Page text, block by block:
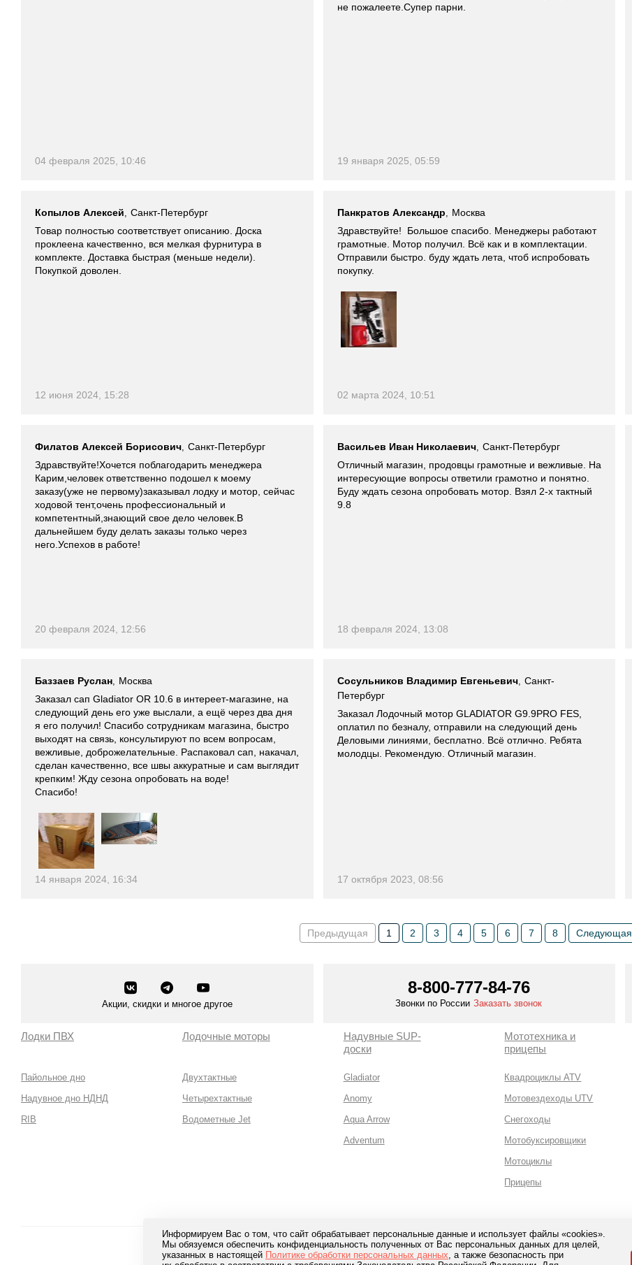
Информируем Вас о том, что сайт обрабатывает персональные данные и использует файлы «cookies».
Мы обязуемся обеспечить конфиденциальность полученных от Вас персональных данных для целей,
указанных в настоящей Политике обработки персональных данных, а также безопасность при
04 февраля 2025, 10:46
не пожалеете.Супер парни.
19 января 2025, 05:59
Копылов Алексей, Санкт-Петербург
Товар полностью соответствует описанию. Доска
проклеена качественно, вся мелкая фурнитура в
комплекте. Доставка быстрая (меньше недели).
Покупкой доволен.
12 июня 2024, 15:28
Панкратов Александр, Москва
Здравствуйте! Большое спасибо. Менеджеры работают
грамотные. Мотор получил. Всё как и в комплектации.
Отправили быстро. буду ждать лета, чтоб испробовать
покупку.
02 марта 2024, 10:51
Филатов Алексей Борисович, Санкт-Петербург
Здравствуйте!Хочется поблагодарить менеджера
Карим,человек ответственно подошел к моему
заказу(уже не первому)заказывал лодку и мотор, сейчас
ходовой тент,очень профессиональный и
компетентный,знающий свое дело человек.В
дальнейшем буду делать заказы только через
него.Успехов в работе!
20 февраля 2024, 12:56
Васильев Иван Николаевич, Санкт-Петербург
Отличный магазин, продовцы грамотные и вежливые. На
интересующие вопросы ответили грамотно и понятно.
Буду ждать сезона опробовать мотор. Взял 2-х тактный
9.8
18 февраля 2024, 13:08
Баззаев Руслан, Москва
Заказал сап Gladiator OR 10.6 в интереет-магазине, на
следующий день его уже выслали, а ещё через два дня
я его получил! Спасибо сотрудникам магазина, быстро
выходят на связь, консультируют по всем вопросам,
вежливые, доброжелательные. Распаковал сап, накачал,
сделан качественно, все швы аккуратные и сам выглядит
крепким! Жду сезона опробовать на воде!
Спасибо!
14 января 2024, 16:34
Сосульников Владимир Евгеньевич, Санкт-
Петербург
Заказал Лодочный мотор GLADIATOR G9.9PRO FES,
оплатил по безналу, отправили на следующий день
Деловыми линиями, бесплатно. Всё отлично. Ребята
молодцы. Рекомендую. Отличный магазин.
17 октября 2023, 08:56
Предыдущая 1 2 3 4 5 6 7 8 Следующая
Акции, скидки и многое другое
8-800-777-84-76
Звонки по России Заказать звонок
Лодки ПВХ
Пайольное дно
Надувное дно НДНД
RIB
Лодочные моторы
Двухтактные
Четырехтактные
Водометные Jet
Надувные SUP-
доски
Gladiator
Anomy
Aqua Arrow
Adventum
Мототехника и
прицепы
Квадроциклы ATV
Мотовездеходы UTV
Снегоходы
Мотобуксировщики
Мотоциклы
Прицепы
Безопасная оплата с помощью
лучших банков и сервисов